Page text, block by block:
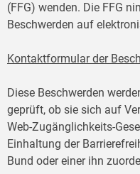
(FFG) wenden. Die FFG
Beschwerden auf
Kontaktformular der
Diese Beschwerden
geprüft, ob sie sich auf
Web-Zugänglichkeits-
Einhaltung der
Bund oder einer ihn